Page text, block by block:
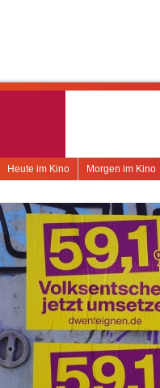
Morgen im Kino
Heute im Kino